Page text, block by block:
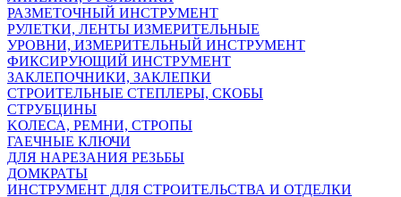
РАЗМЕТОЧНЫЙ ИНСТРУМЕНТ
РУЛЕТКИ, ЛЕНТЫ ИЗМЕРИТЕЛЬНЫЕ
УРОВНИ, ИЗМЕРИТЕЛЬНЫЙ ИНСТРУМЕНТ
ФИКСИРУЮЩИЙ ИНСТРУМЕНТ
ЗАКЛЕПОЧНИКИ, ЗАКЛЕПКИ
СТРОИТЕЛЬНЫЕ СТЕПЛЕРЫ, СКОБЫ
СТРУБЦИНЫ
KОЛЕСА, РЕМНИ, СТРОПЫ
ГАЕЧНЫЕ КЛЮЧИ
ДЛЯ НАРЕЗАНИЯ РЕЗЬБЫ
ДОМКРАТЫ
ИНСТРУМЕНТ ДЛЯ СТРОИТЕЛЬСТВА И ОТДЕЛКИ